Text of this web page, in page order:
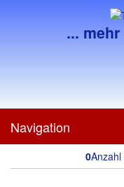
...
Navigation
0Anzahl